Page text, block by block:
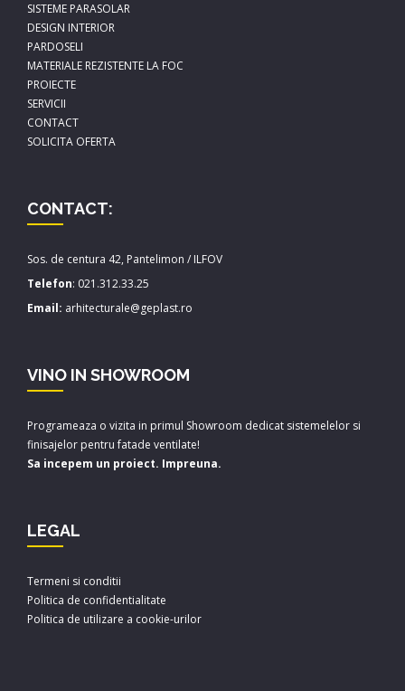
SISTEME PARASOLAR
DESIGN INTERIOR
PARDOSELI
MATERIALE REZISTENTE LA FOC
PROIECTE
SERVICII
CONTACT
SOLICITA OFERTA
CONTACT:
Sos. de centura 42, Pantelimon / ILFOV
Telefon: 021.312.33.25
Email: arhitecturale@geplast.ro
VINO IN SHOWROOM
Programeaza o vizita in primul Showroom dedicat sistemelelor si
finisajelor pentru fatade ventilate!
Sa incepem un proiect. Impreuna.
LEGAL
Termeni si conditii
Politica de confidentialitate
Politica de utilizare a cookie-urilor